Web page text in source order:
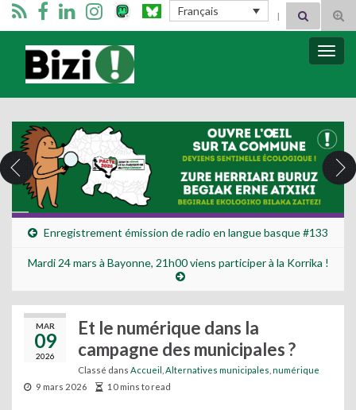
Français Search for:
Bizimugi
Enregistrement émission de radio en langue basque #133
Mardi 24 mars à Bayonne, 21h00 viens participer à la Korrika !
MAR
09
2026
Et le numérique dans la
campagne des municipales ?
Classé dans Accueil Alternatives municipales numérique
9 mars 2026
10 mins to read